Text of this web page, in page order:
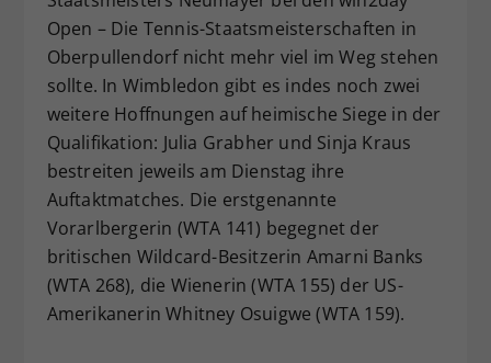
Open – Die Tennis-Staatsmeisterschaften in
Oberpullendorf nicht mehr viel im Weg stehen
sollte. In Wimbledon gibt es indes noch zwei
weitere Hoffnungen auf heimische Siege in der
Qualifikation: Julia Grabher und Sinja Kraus
bestreiten jeweils am Dienstag ihre
Auftaktmatches. Die erstgenannte
Vorarlbergerin (WTA 141) begegnet der
britischen Wildcard-Besitzerin Amarni Banks
(WTA 268), die Wienerin (WTA 155) der US-
Amerikanerin Whitney Osuigwe (WTA 159).